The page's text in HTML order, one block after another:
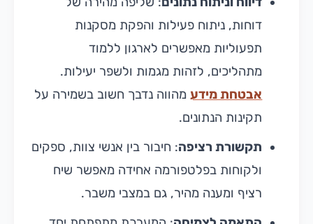
דוחות, ניתוח פעילות והפקת מסקנות
תפעוליות מאפשרים לארגון ללמוד
מתהליכים, לזהות מגמות ולשפר יעילות.
אבטחת מידעמהווה נדבך חשוב בשמירה על
תקינות הנתונים.
תקשורת רציפה: חיבור בין אנשי צוות, ספקים
ולקוחות בפלטפורמה אחידה מאפשר שיח
רציף ומענה מהיר, גם במצבי משבר.